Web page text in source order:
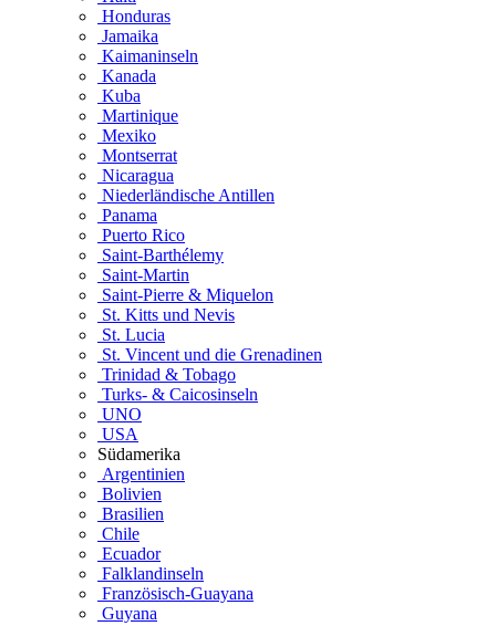
Honduras
Jamaika
Kaimaninseln
Kanada
Kuba
Martinique
Mexiko
Montserrat
Nicaragua
Niederländische Antillen
Panama
Puerto Rico
Saint-Barthélemy
Saint-Martin
Saint-Pierre & Miquelon
St. Kitts und Nevis
St. Lucia
St. Vincent und die Grenadinen
Trinidad & Tobago
Turks- & Caicosinseln
UNO
USA
Südamerika
Argentinien
Bolivien
Brasilien
Chile
Ecuador
Falklandinseln
Französisch-Guayana
Guyana